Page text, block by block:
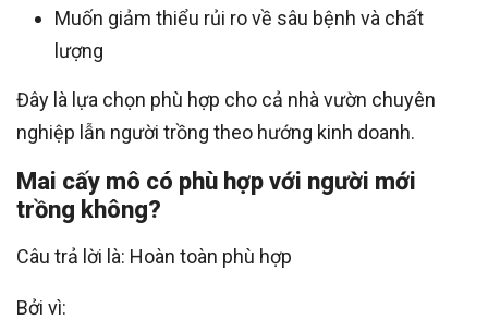
Muốn giảm thiểu rủi ro về sâu bệnh và chất
lượng
Đây là lựa chọn phù hợp cho cả nhà vườn chuyên
nghiệp lẫn người trồng theo hướng kinh doanh.
Mai cấy mô có phù hợp với người mới
trồng không?
Câu trả lời là: Hoàn toàn phù hợp
Bởi vì: